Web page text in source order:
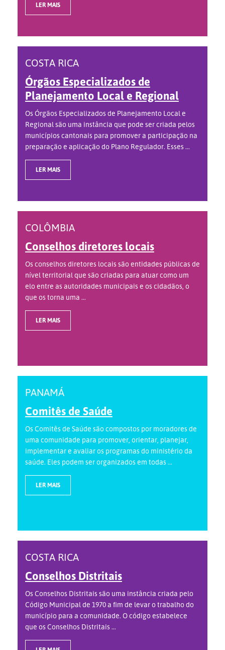
LER MAIS
COSTA RICA
Órgãos Especializados de
Planejamento Local e Regional
Os Órgãos Especializados de Planejamento Local e
Regional são uma instância que pode ser criada pelos
municípios cantonais para promover a participação na
preparação e aplicação do Plano Regulador. Esses ...
LER MAIS
COLÔMBIA
Conselhos diretores locais
Os conselhos diretores locais são entidades públicas de
nível territorial que são criadas para atuar como um
elo entre as autoridades municipais e os cidadãos, o
que os torna uma ...
LER MAIS
PANAMÁ
Comitês de Saúde
Os Comitês de Saúde são compostos por moradores de
uma comunidade para promover, orientar, planejar,
implementar e avaliar os programas do ministério da
saúde. Eles podem ser organizados em todas ...
LER MAIS
COSTA RICA
Conselhos Distritais
Os Conselhos Distritais são uma instância criada pelo
Código Municipal de 1970 a fim de levar o trabalho do
município para a comunidade. O código estabelece
que os Conselhos Distritais ...